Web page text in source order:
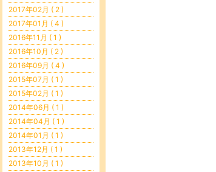
2017年02月 ( 2 )
2017年01月 ( 4 )
2016年11月 ( 1 )
2016年10月 ( 2 )
2016年09月 ( 4 )
2015年07月 ( 1 )
2015年02月 ( 1 )
2014年06月 ( 1 )
2014年04月 ( 1 )
2014年01月 ( 1 )
2013年12月 ( 1 )
2013年10月 ( 1 )